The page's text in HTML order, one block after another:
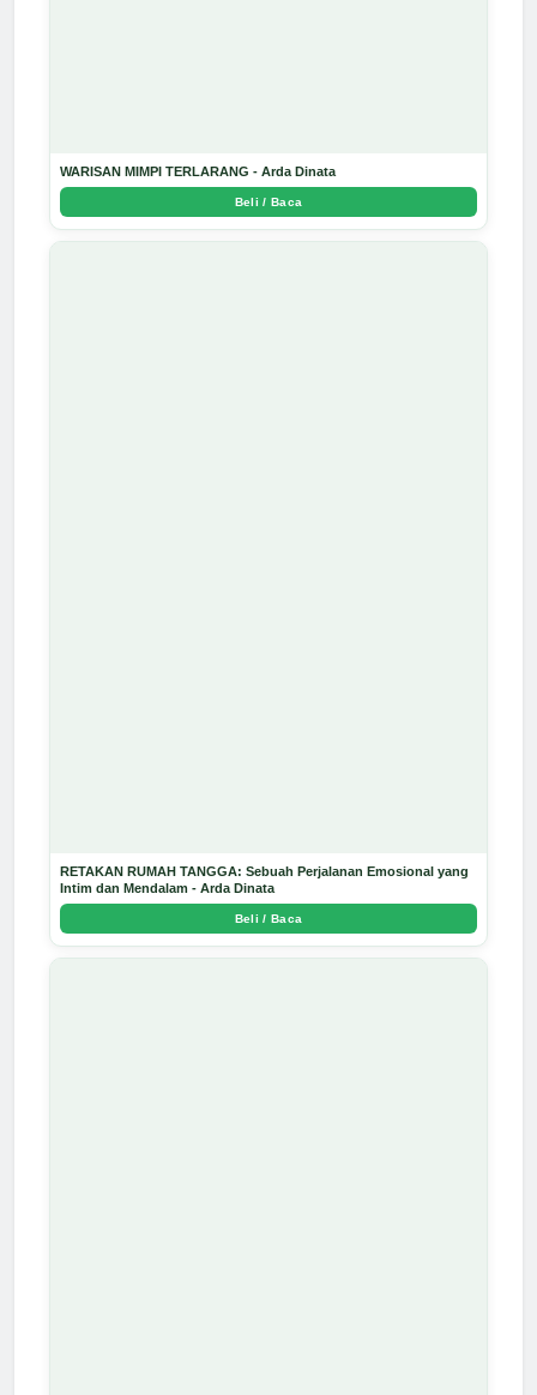
WARISAN MIMPI TERLARANG - Arda Dinata
Beli / Baca
RETAKAN RUMAH TANGGA: Sebuah Perjalanan Emosional yang
Intim dan Mendalam - Arda Dinata
Beli / Baca